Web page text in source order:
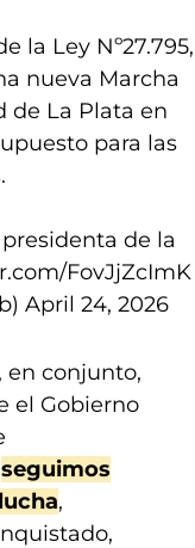
la Ley Nº27.795,
nueva Marcha
de La Plata en
para las
de la
FovJjZcImK
April 24, 2026
en conjunto,
el Gobierno
seguimos
,